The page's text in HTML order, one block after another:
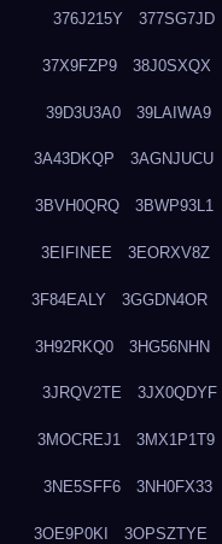
376J215Y 377SG7JD
37X9FZP9 38J0SXQX
39D3U3A0 39LAIWA9
3A43DKQP 3AGNJUCU
3BVH0QRQ 3BWP93L1
3EIFINEE 3EORXV8Z
3F84EALY 3GGDN4OR
3H92RKQ0 3HG56NHN
3JRQV2TE 3JX0QDYF
3MOCREJ1 3MX1P1T9
3NE5SFF6 3NH0FX33
3OE9P0KI 3OPSZTYE